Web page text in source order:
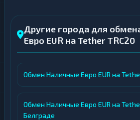
Другие города для
Евро EUR на Tether TRC20
Обмен Наличные Евро EUR на
Обмен Наличные Евро EUR на
Белграде